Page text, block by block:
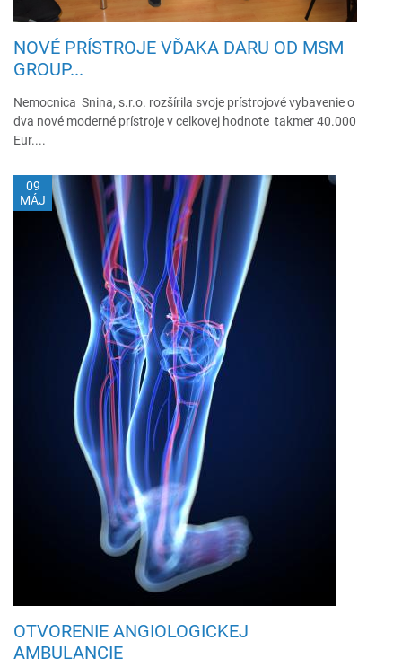
NOVÉ PRÍSTROJE VĎAKA DARU OD MSM
GROUP...
Nemocnica Snina, s.r.o. rozšírila svoje prístrojové vybavenie o
dva nové moderné prístroje v celkovej hodnote takmer 40.000
Eur....
09
MÁJ
OTVORENIE ANGIOLOGICKEJ
AMBULANCIE